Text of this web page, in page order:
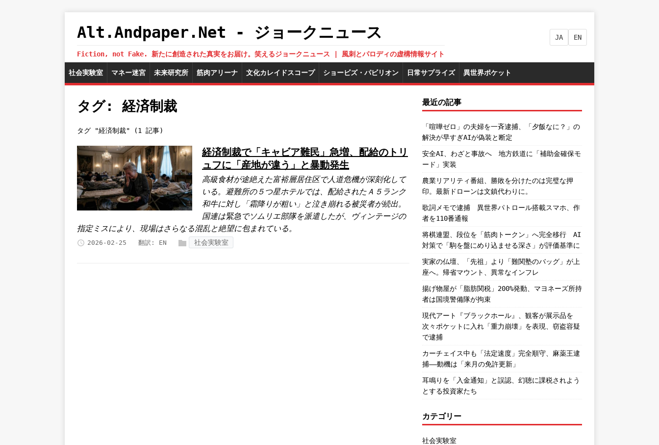
Alt.Andpaper.Net - ジョークニュース
Fiction, not Fake. 新たに創造された真実をお届け。笑えるジョークニュース | 風刺とパロディの虚構情報サイト
JA EN
社会実験室 マネー迷宮 未来研究所 筋肉アリーナ 文化カレイドスコープ ショービズ・パビリオン 日常サプライズ 異世界ポケット
タグ: 経済制裁
タグ "経済制裁" (1 記事)
経済制裁で「キャビア難民」急増、配給のトリ
ュフに「産地が違う」と暴動発生
高級食材が途絶えた富裕層居住区で人道危機が深刻化して
いる。避難所の５つ星ホテルでは、配給されたＡ５ランク
和牛に対し「霜降りが粗い」と泣き崩れる被災者が続出。
国連は緊急でソムリエ部隊を派遣したが、ヴィンテージの
指定ミスにより、現場はさらなる混乱と絶望に包まれている。
2026-02-25 翻訳: EN 社会実験室
最近の記事
「喧嘩ゼロ」の夫婦を一斉逮捕、「夕飯なに？」の
解決が早すぎAIが偽装と断定
安全AI、わざと事故へ 地方鉄道に「補助金確保モ
ード」実装
農業リアリティ番組、勝敗を分けたのは完璧な押
印。最新ドローンは文鎮代わりに。
歌詞メモで逮捕 異世界パトロール搭載スマホ、作
者を110番通報
将棋連盟、段位を「筋肉トークン」へ完全移行 AI
対策で「駒を盤にめり込ませる深さ」が評価基準に
実家の仏壇、「先祖」より「難関塾のバッグ」が上
座へ。帰省マウント、異常なインフレ
揚げ物屋が「脂肪関税」200%発動、マヨネーズ所持
者は国境警備隊が拘束
現代アート『ブラックホール』、観客が展示品を
次々ポケットに入れ「重力崩壊」を表現、窃盗容疑
で逮捕
カーチェイス中も「法定速度」完全順守、麻薬王逮
捕――動機は「来月の免許更新」
耳鳴りを「入金通知」と誤認、幻聴に課税されよう
とする投資家たち
カテゴリー
社会実験室